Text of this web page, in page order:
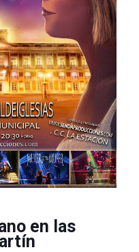
en las